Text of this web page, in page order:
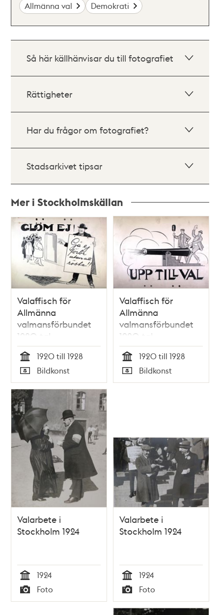
Allmänna val
Demokrati
Så här källhänvisar du till fotografiet
Rättigheter
Har du frågor om fotografiet?
Stadsarkivet tipsar
Mer i Stockholmskällan
Relaterade
poster
och
teman
Valaffisch för
Allmänna
valmansförbundet
1920-tal
Tid
1920 till 1928
Typ
Bildkonst
Valaffisch för
Allmänna
valmansförbundet
1920-tal
Tid
1920 till 1928
Typ
Bildkonst
Valarbete i
Stockholm 1924
Tid
1924
Typ
Foto
Valarbete i
Stockholm 1924
Tid
1924
Typ
Foto